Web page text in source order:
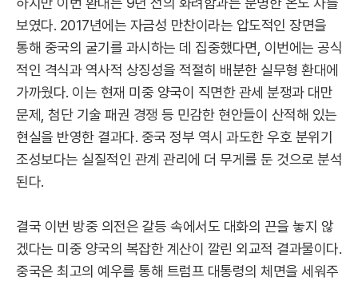
보였다. 2017년에는 자금성 만찬이라는 압도적인 장면을
통해 중국의 굴기를 과시하는 데 집중했다면, 이번에는 공식
적인 격식과 역사적 상징성을 적절히 배분한 실무형 환대에
가까웠다. 이는 현재 미중 양국이 직면한 관세 분쟁과 대만
문제, 첨단 기술 패권 경쟁 등 민감한 현안들이 산적해 있는
현실을 반영한 결과다. 중국 정부 역시 과도한 우호 분위기
조성보다는 실질적인 관계 관리에 더 무게를 둔 것으로 분석
된다.
결국 이번 방중 의전은 갈등 속에서도 대화의 끈을 놓지 않
겠다는 미중 양국의 복잡한 계산이 깔린 외교적 결과물이다.
중국은 최고의 예우를 통해 트럼프 대통령의 체면을 세워주